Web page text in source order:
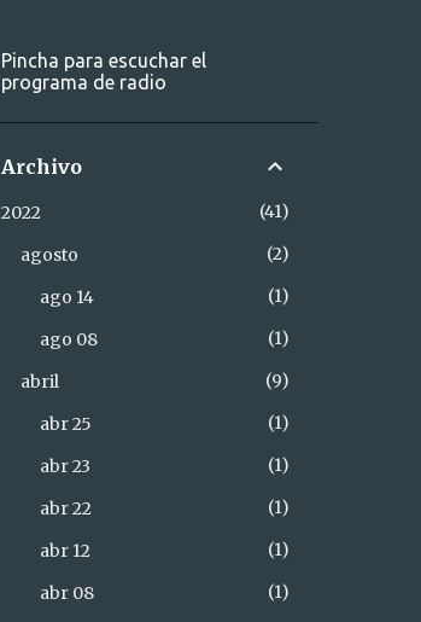
Pincha para escuchar el
programa de radio
Archivo
2022
41
agosto
2
ago 14
1
ago 08
1
abril
9
abr 25
1
abr 23
1
abr 22
1
abr 12
1
abr 08
1